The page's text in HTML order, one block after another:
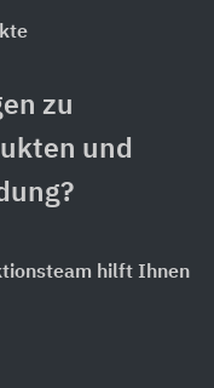
zu
und
hilft Ihnen